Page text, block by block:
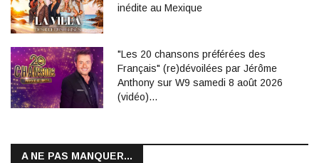
inédite au Mexique
"Les 20 chansons préférées des
Français" (re)dévoilées par Jérôme
Anthony sur W9 samedi 8 août 2026
(vidéo)…
A NE PAS MANQUER...